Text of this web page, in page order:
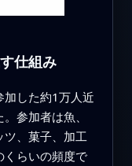
仕組み
した約1万人近
参加者は魚、
、菓子、加工
くらいの頻度で